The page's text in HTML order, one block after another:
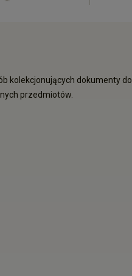
kolekcjonujących dokumenty do
przedmiotów.